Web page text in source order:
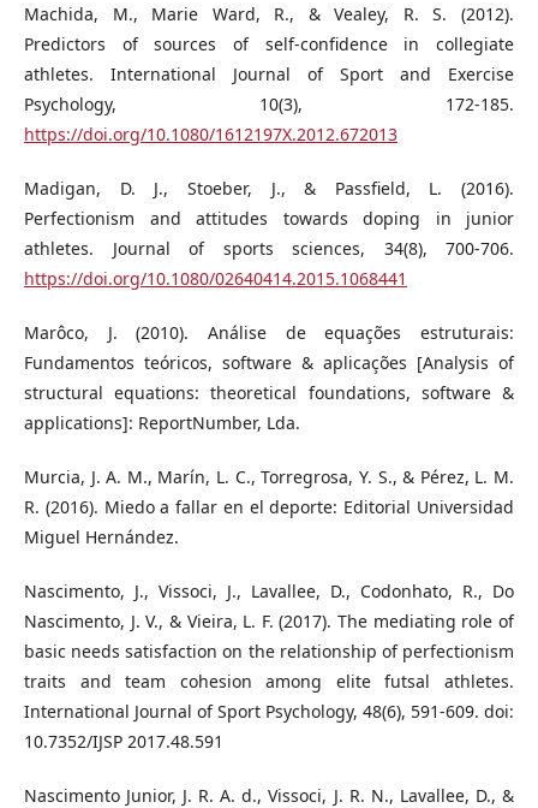
Machida, M., Marie Ward, R., & Vealey, R. S. (2012).
Predictors of sources of self-confidence in collegiate
athletes. International Journal of Sport and Exercise
Psychology, 10(3), 172-185.
https://doi.org/10.1080/1612197X.2012.672013
Madigan, D. J., Stoeber, J., & Passfield, L. (2016).
Perfectionism and attitudes towards doping in junior
athletes. Journal of sports sciences, 34(8), 700-706.
https://doi.org/10.1080/02640414.2015.1068441
Marôco, J. (2010). Análise de equações estruturais:
Fundamentos teóricos, software & aplicações [Analysis of
structural equations: theoretical foundations, software &
applications]: ReportNumber, Lda.
Murcia, J. A. M., Marín, L. C., Torregrosa, Y. S., & Pérez, L. M.
R. (2016). Miedo a fallar en el deporte: Editorial Universidad
Miguel Hernández.
Nascimento, J., Vissoci, J., Lavallee, D., Codonhato, R., Do
Nascimento, J. V., & Vieira, L. F. (2017). The mediating role of
basic needs satisfaction on the relationship of perfectionism
traits and team cohesion among elite futsal athletes.
International Journal of Sport Psychology, 48(6), 591-609. doi:
10.7352/IJSP 2017.48.591
Nascimento Junior, J. R. A. d., Vissoci, J. R. N., Lavallee, D., &